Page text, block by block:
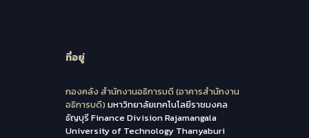
ที่อยู่
กองคลัง สำนักงานอธิการบดี (อาคารสำนักงาน
อธิการบดี) มหาวิทยาลัยเทคโนโลยีราชมงคล
ธัญบุรี Finance Division Rajamangala
University of Technology Thanyaburi